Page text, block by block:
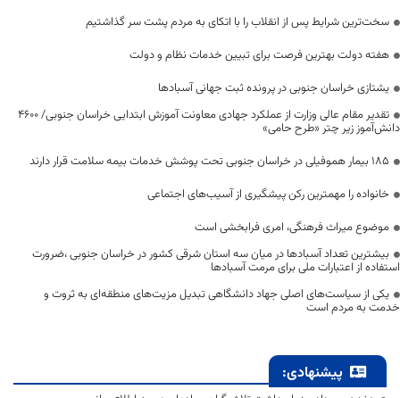
سخت‌ترین شرایط پس از انقلاب را با اتکای به مردم پشت سر گذاشتیم
هفته دولت بهترین فرصت برای تبیین خدمات نظام و دولت
یشتازی خراسان جنوبی در پرونده ثبت جهانی آسبادها
تقدیر مقام عالی وزارت از عملکرد جهادی معاونت آموزش ابتدایی خراسان جنوبی/ ۴۶۰۰
دانش‌آموز زیر چتر «طرح حامی»
۱۸۵ بیمار هموفیلی در خراسان جنوبی تحت پوشش خدمات بیمه سلامت قرار دارند
خانواده را مهمترین رکن پیشگیری از آسیب‌های اجتماعی
موضوع میراث فرهنگی، امری فرابخشی است
بیشترین تعداد آسبادها در میان سه استان شرقی کشور در خراسان جنوبی ،ضرورت
استفاده از اعتبارات ملی برای مرمت آسبادها
یکی از سیاست‌های اصلی جهاد دانشگاهی تبدیل مزیت‌های منطقه‌ای به ثروت و
خدمت به مردم است
پیشنهادی: